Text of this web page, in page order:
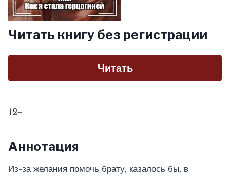
Читать книгу без регистрации
Читать
12+
Аннотация
Из-за желания помочь брату, казалось бы, в